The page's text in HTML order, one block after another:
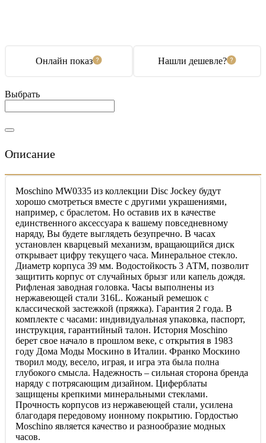
Онлайн показ Нашли дешевле?
Выбрать
Описание
Moschino MW0335 из коллекции Disc Jockey будут
хорошо смотреться вместе с другими украшениями,
например, с браслетом. Но оставив их в качестве
единственного аксессуара к вашему повседневному
наряду, Вы будете выглядеть безупречно. В часах
установлен кварцевый механизм, вращающийся диск
открывает цифру текущего часа. Минеральное стекло.
Диаметр корпуса 39 мм. Водостойкость 3 АТМ, позволит
защитить корпус от случайных брызг или капель дождя.
Рифленая заводная головка. Часы выполнены из
нержавеющей стали 316L. Кожаный ремешок с
классической застежкой (пряжка). Гарантия 2 года. В
комплекте с часами: индивидуальная упаковка, паспорт,
инструкция, гарантийный талон. История Moschino
берет свое начало в прошлом веке, с открытия в 1983
году Дома Моды Москино в Италии. Франко Москино
творил моду, весело, играя, и игра эта была полна
глубокого смысла. Надежность – сильная сторона бренда
наряду с потрясающим дизайном. Циферблаты
защищены крепкими минеральными стеклами.
Прочность корпусов из нержавеющей стали, усилена
благодаря передовому ионному покрытию. Гордостью
Moschino является качество и разнообразие модных
часов.